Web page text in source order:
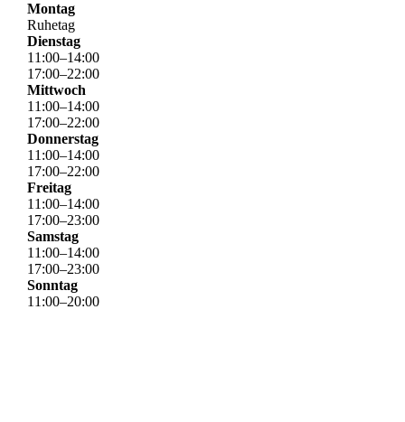
Montag
Ruhetag
Dienstag
11 :00–14:00
17:00–22:00
Mittwoch
11 :00–14:00
17:00–22:00
Donnerstag
11 :00–14:00
17:00–22:00
Freitag
11 :00–14:00
17:00–23:00
Samstag
11 :00–14:00
17:00–23:00
Sonntag
11 :00–20:00